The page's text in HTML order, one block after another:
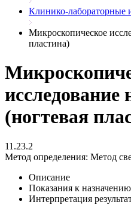
Клинико-лабораторные
Микроскопическое
пластина)
исследование
(ногтевая
11.23.2
Метод определения: Метод
Описание
Показания к назначению
Интерпретация